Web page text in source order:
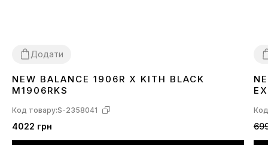
Додати
4041 424344
NEW BALANCE 1906R X KITH BLACK
M1906RKS
Код товару:S-2358041
4022 грн